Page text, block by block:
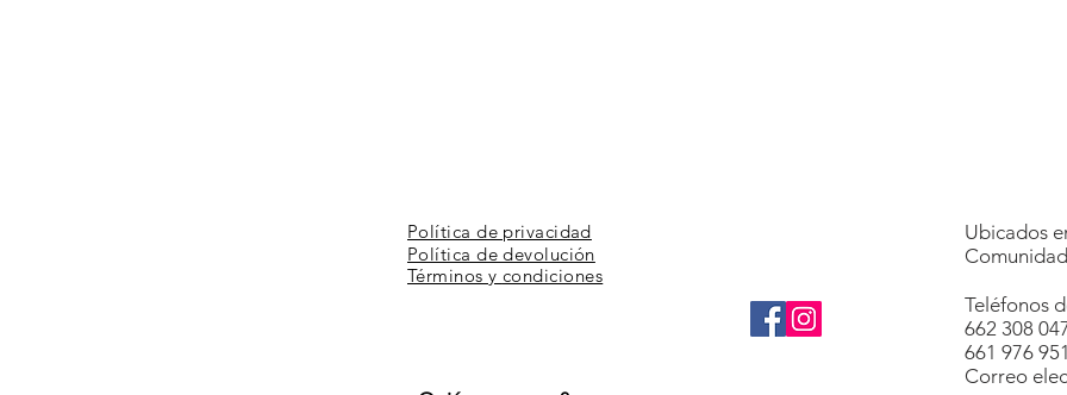
Política de privacidad
Política de devolución
Términos y condiciones
Ubicados
Teléfonos
662 308
661 976 951
Correo